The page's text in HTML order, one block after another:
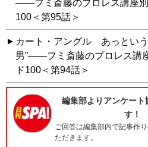
――フミ斎藤のプロレス講座
100＜第95話＞
カート・アングル あっとい
男”――フミ斎藤のプロレス講
ド100＜第94話＞